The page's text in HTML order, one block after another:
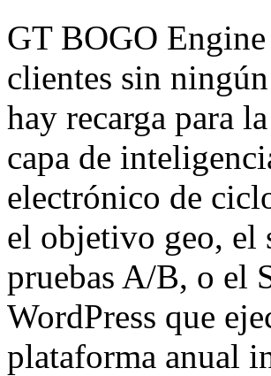
GT BOGO
clientes sin
hay recarga para
capa de
electrónico de
el objetivo geo, el
pruebas A/B, o el
WordPress que
plataforma anual